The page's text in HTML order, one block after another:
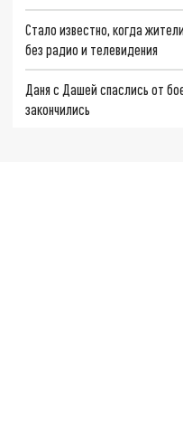
Стало известно, когда
без радио и телевидения
Даня с Дашей спаслись от
закончились